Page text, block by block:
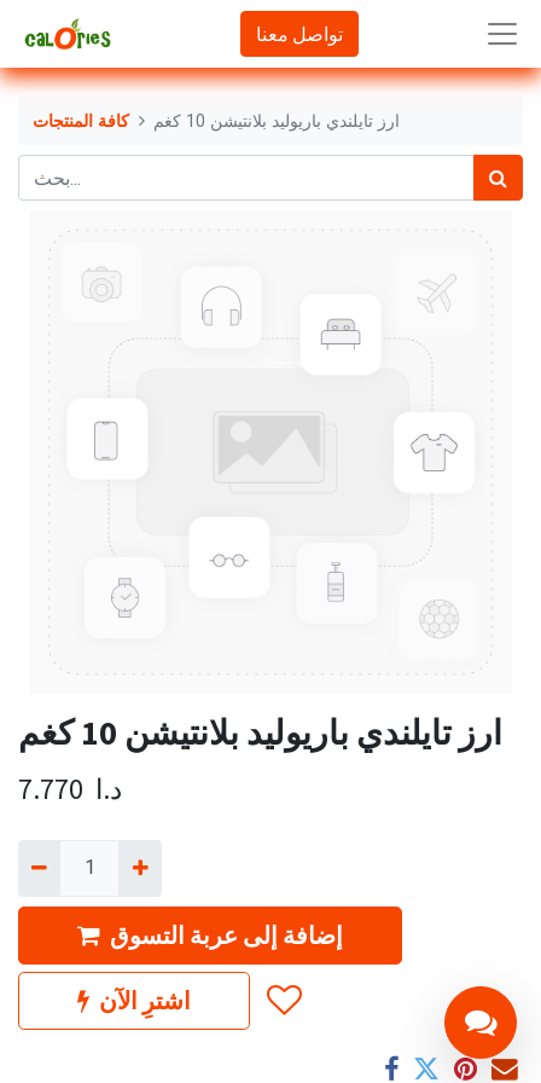
تواصل معنا
كافة المنتجات ارز تايلندي باريوليد بلانتيشن 10 كغم
ارز تايلندي باريوليد بلانتيشن 10 كغم
7.770 د.ا
إضافة إلى عربة التسوق
اشترِ الآن